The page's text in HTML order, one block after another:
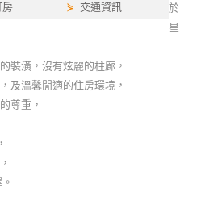
房 ⋟ 交通資訊
於
星
裝潢，沒有炫麗的柱廊，
及溫馨閒適的住房環境，
尊重，